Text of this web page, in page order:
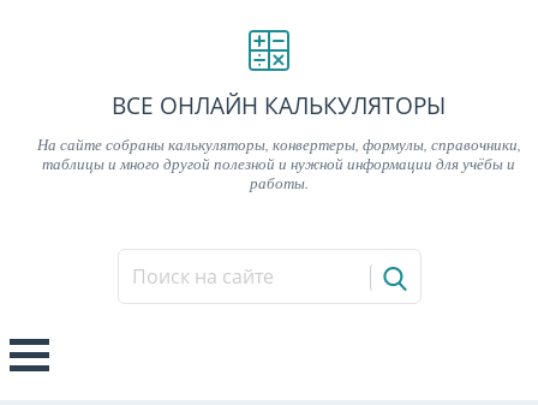
ВСЕ ОНЛАЙН КАЛЬКУЛЯТОРЫ
На сайте собраны калькуляторы, конвертеры, формулы, справочники,
таблицы и много другой полезной и нужной информации для учёбы и
работы.